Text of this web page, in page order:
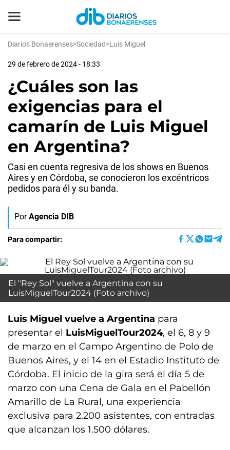
Diarios Bonaerenses>Sociedad>Luis Miguel
29 de febrero de 2024 - 18:33
¿Cuáles son las
exigencias para el
camarín de Luis Miguel
en Argentina?
Casi en cuenta regresiva de los shows en Buenos
Aires y en Córdoba, se conocieron los excéntricos
pedidos para él y su banda.
Por Agencia DIB
Para compartir:
El "Rey Sol" vuelve a Argentina con su
LuisMiguelTour2024 (Foto archivo)
Luis Miguel vuelve a Argentina para
presentar el LuisMiguelTour2024, el 6, 8 y 9
de marzo en el Campo Argentino de Polo de
Buenos Aires, y el 14 en el Estadio Instituto de
Córdoba. El inicio de la gira será el día 5 de
marzo con una Cena de Gala en el Pabellón
Amarillo de La Rural, una experiencia
exclusiva para 2.200 asistentes, con entradas
que alcanzan los 1.500 dólares.